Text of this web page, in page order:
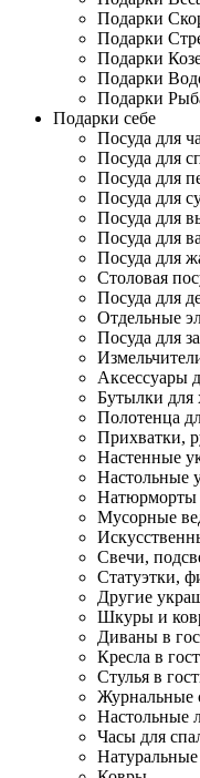
Подарки
Подарки
Подарки
Подарки
Подарки
Подарки себе
Посуда для
Посуда для
Посуда для
Посуда для
Посуда для
Посуда для
Посуда для
Столовая
Посуда для
Отдельные
Посуда для
Аксессуары
Бутылки для
Полотенца
Прихватки,
Настенные
Настольные
Натюрморты
Мусорные
Свечи,
Статуэтки,
Другие
Шкуры и
Диваны в
Кресла в
Стулья в
Журнальные
Настольные
Часы для